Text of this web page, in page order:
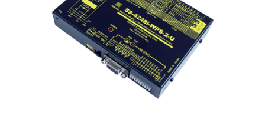
お問い合わせ